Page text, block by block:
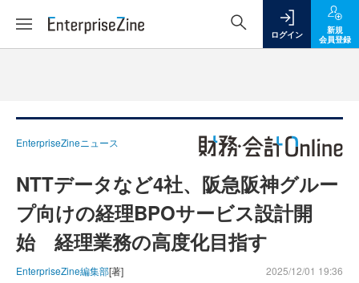
ログイン
新規
会員登録
EnterpriseZineニュース
NTTデータなど4社、阪急阪神グルー
プ向けの経理BPOサービス設計開
始 経理業務の高度化目指す
EnterpriseZine編集部[著] 2025/12/01 19:36